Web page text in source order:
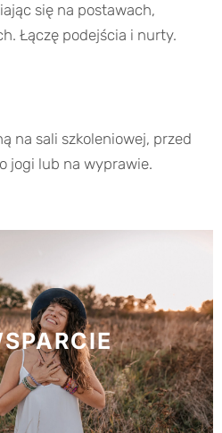
się na postawach,
Łączę podejścia i nurty.
na sali szkoleniowej, przed
jogi lub na wyprawie.